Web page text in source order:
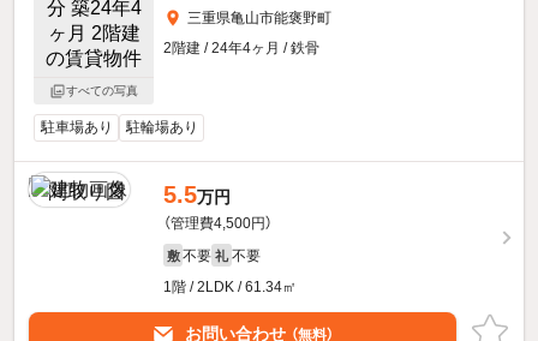
すべての写真
三重県亀山市能褒野町
2階建 / 24年4ヶ月 / 鉄骨
駐車場あり 駐輪場あり
5.5万円
（管理費4,500円）
敷 不要 礼 不要
1階 / 2LDK / 61.34㎡
お問い合わせ （無料）